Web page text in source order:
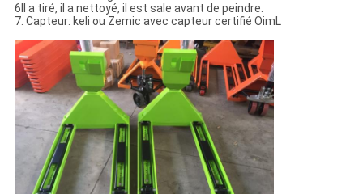
6Il a tiré, il a nettoyé, il est sale avant de peindre.
7. Capteur: keli ou Zemic avec capteur certifié OimL